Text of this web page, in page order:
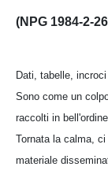
(NPG 1984-2-
Dati, tabelle,
Sono come un
raccolti in
Tornata la calma,
materiale